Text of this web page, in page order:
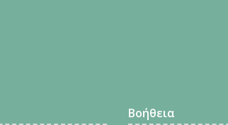
Βοήθεια